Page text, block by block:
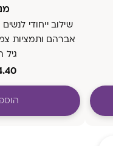
שילוב ייחודי
אברהם ותמציות